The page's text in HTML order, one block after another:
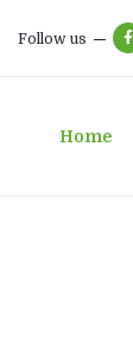
Follow us
Home